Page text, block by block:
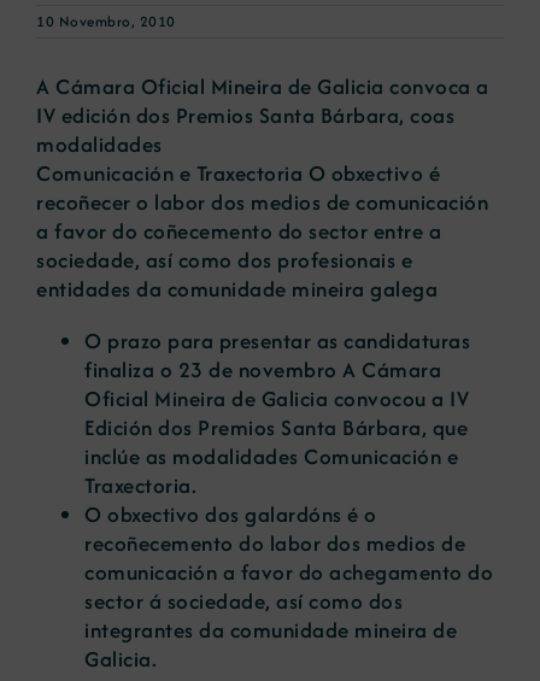
Portal de emprego
Contacto
10 Novembro, 2010
A Cámara Oficial Mineira de Galicia convoca a
IV edición dos Premios Santa Bárbara, coas
modalidades
Comunicación e Traxectoria O obxectivo é
recoñecer o labor dos medios de comunicación
a favor do coñecemento do sector entre a
sociedade, así como dos profesionais e
entidades da comunidade mineira galega
O prazo para presentar as candidaturas
finaliza o 23 de novembro A Cámara
Oficial Mineira de Galicia convocou a IV
Edición dos Premios Santa Bárbara, que
inclúe as modalidades Comunicación e
Traxectoria.
O obxectivo dos galardóns é o
recoñecemento do labor dos medios de
comunicación a favor do achegamento do
sector á sociedade, así como dos
integrantes da comunidade mineira de
Galicia.